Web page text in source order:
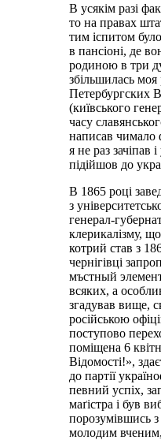
В усякім разі
то на правах
тим іспитом
в пансіоні, де
родиною в три
збільшилась
Петербургских
(київського
часу
написав чимало
я не раз
підійшов до
В 1865 році
з
генерал-
клерикалізму,
котрий став з
чернігівці
мъстный
всяких, а
згадував вище,
російською
поступово
поміщена 6
Відомості!»,
до партії
певний успіх,
маґістра і був
порозумівшись
молодим